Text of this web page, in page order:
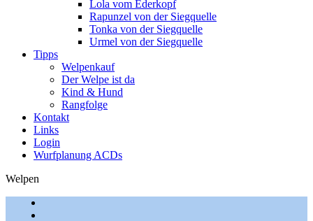
Lola vom Ederkopf
Rapunzel von der Siegquelle
Tonka von der Siegquelle
Urmel von der Siegquelle
Tipps
Welpenkauf
Der Welpe ist da
Kind & Hund
Rangfolge
Kontakt
Links
Login
Wurfplanung ACDs
Welpen